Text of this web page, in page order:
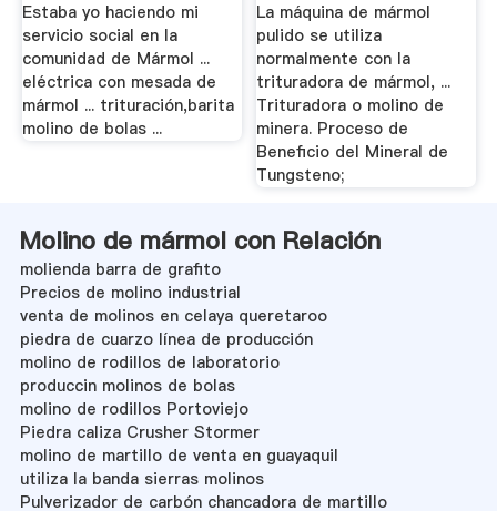
Estaba yo haciendo mi
servicio social en la
comunidad de Mármol ...
eléctrica con mesada de
mármol ... trituración,barita
molino de bolas ...
La máquina de mármol
pulido se utiliza
normalmente con la
trituradora de mármol, ...
Trituradora o molino de
minera. Proceso de
Beneficio del Mineral de
Tungsteno;
Molino de mármol con Relación
molienda barra de grafito
Precios de molino industrial
venta de molinos en celaya queretaroo
piedra de cuarzo línea de producción
molino de rodillos de laboratorio
produccin molinos de bolas
molino de rodillos Portoviejo
Piedra caliza Crusher Stormer
molino de martillo de venta en guayaquil
utiliza la banda sierras molinos
Pulverizador de carbón chancadora de martillo